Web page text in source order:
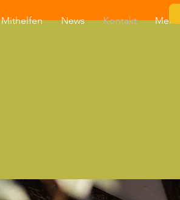
Mithelfen News Kontakt Mehr...